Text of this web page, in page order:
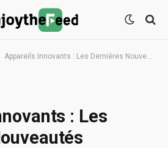
Appareils Innovants : Les Dernières Nouveautés d’Electro Depot
: Les